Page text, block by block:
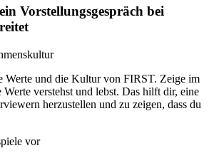
Vorstellungsgespräch bei
Werte und die Kultur von FIRST. Zeige im
Werte verstehst und lebst. Das hilft dir, eine
herzustellen und zu zeigen, dass du
vor